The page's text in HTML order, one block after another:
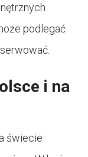
podlegać
i na
świecie